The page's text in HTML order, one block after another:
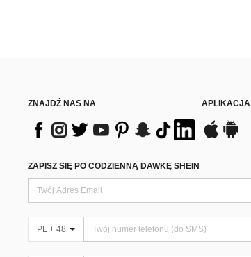
ZNAJDŹ NAS NA APLIKACJA
ZAPISZ SIĘ PO CODZIENNĄ DAWKĘ SHEIN
PL + 48